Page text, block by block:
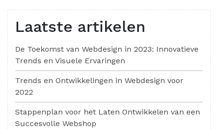
Laatste artikelen
De Toekomst van Webdesign in 2023: Innovatieve
Trends en Visuele Ervaringen
Trends en Ontwikkelingen in Webdesign voor
2022
Stappenplan voor het Laten Ontwikkelen van een
Succesvolle Webshop